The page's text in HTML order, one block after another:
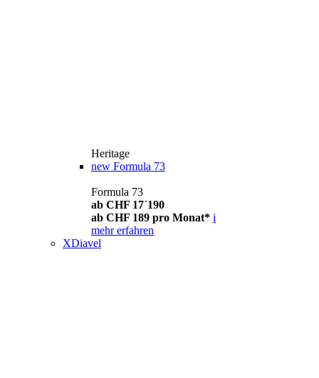
Heritage
new Formula 73
Formula 73
ab CHF 17´190
ab CHF 189 pro Monat* i
mehr erfahren
XDiavel